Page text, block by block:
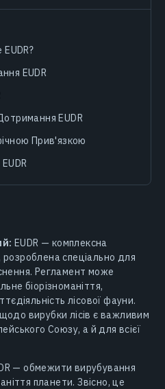
EUDR?
EUDR
EUDR
Прив'язкою
EUDR — комплексна
спеціально для
Регламент може
біорізноманіття,
лісової фауни.
вирубки лісів є важливим
Союзу, а й для всієї
— обмежити вирубування
планети. Звісно, це